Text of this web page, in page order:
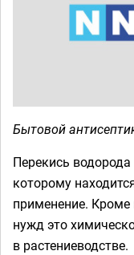
Бытовой
Перекись
которому
применение.
нужд это
в растениеводстве.